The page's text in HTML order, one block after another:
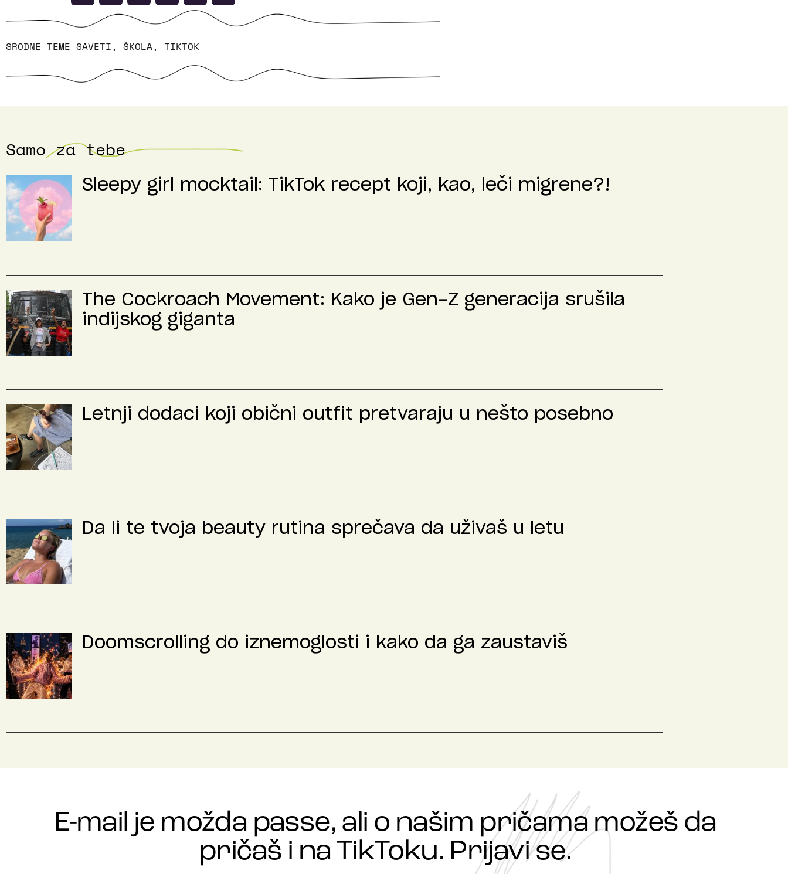
SRODNE TEME SAVETI, ŠKOLA, TIKTOK
Samo za tebe
Sleepy girl mocktail: TikTok recept koji, kao, leči migrene?!
The Cockroach Movement: Kako je Gen-Z generacija srušila
indijskog giganta
Letnji dodaci koji obični outfit pretvaraju u nešto posebno
Da li te tvoja beauty rutina sprečava da uživaš u letu
Doomscrolling do iznemoglosti i kako da ga zaustaviš
E-mail je možda passe, ali o našim pričama možeš da
pričaš i na TikToku. Prijavi se.